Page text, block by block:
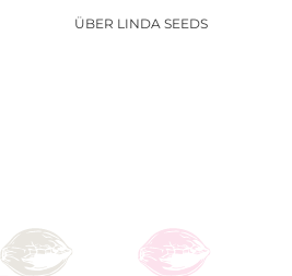
ÜBER LINDA SEEDS